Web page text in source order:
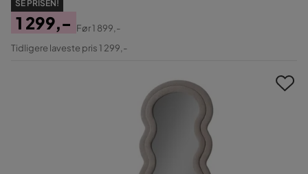
SE PRISEN!
Pris
1 299,-
Original
Før1 899,-
Tidligere laveste pris 1 299,-